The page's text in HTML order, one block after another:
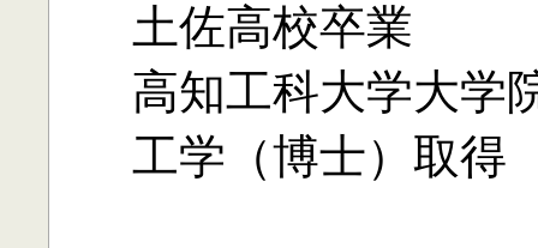
土佐高校卒業
高知工科大学大学
工学（博士）取得